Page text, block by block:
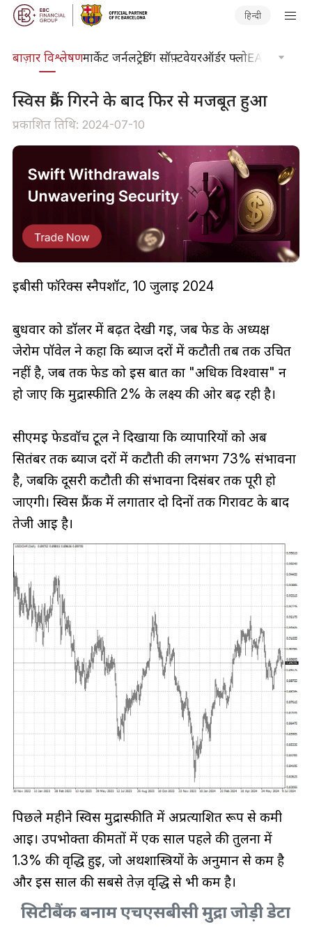
हिन्दी
बाज़ार विश्लेषणमार्केट जर्नलट्रेडिंग सॉफ़्टवेयरऑर्डर फ्लोEA टूलकिट
स्विस फ्रैंक गिरने के बाद फिर से मजबूत हुआ
प्रकाशित तिथि: 2024-07-10
ईबीसी फॉरेक्स स्नैपशॉट, 10 जुलाई 2024
बुधवार को डॉलर में बढ़त देखी गई, जब फेड के अध्यक्ष
जेरोम पॉवेल ने कहा कि ब्याज दरों में कटौती तब तक उचित
नहीं है, जब तक फेड को इस बात का "अधिक विश्वास" न
हो जाए कि मुद्रास्फीति 2% के लक्ष्य की ओर बढ़ रही है।
सीएमई फेडवॉच टूल ने दिखाया कि व्यापारियों को अब
सितंबर तक ब्याज दरों में कटौती की लगभग 73% संभावना
है, जबकि दूसरी कटौती की संभावना दिसंबर तक पूरी हो
जाएगी। स्विस फ्रैंक में लगातार दो दिनों तक गिरावट के बाद
तेजी आई है।
पिछले महीने स्विस मुद्रास्फीति में अप्रत्याशित रूप से कमी
आई। उपभोक्ता कीमतों में एक साल पहले की तुलना में
1.3% की वृद्धि हुई, जो अर्थशास्त्रियों के अनुमान से कम है
और इस साल की सबसे तेज़ वृद्धि से भी कम है।
सिटीबैंक बनाम एचएसबीसी मुद्रा जोड़ी डेटा